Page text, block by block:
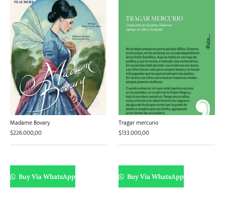
Madame Bovary
$226.000,00
Buy Via WhatsApp
Tragar mercurio
$133.000,00
Buy Via WhatsApp